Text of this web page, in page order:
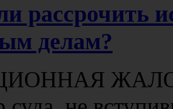
рассрочить
делам?